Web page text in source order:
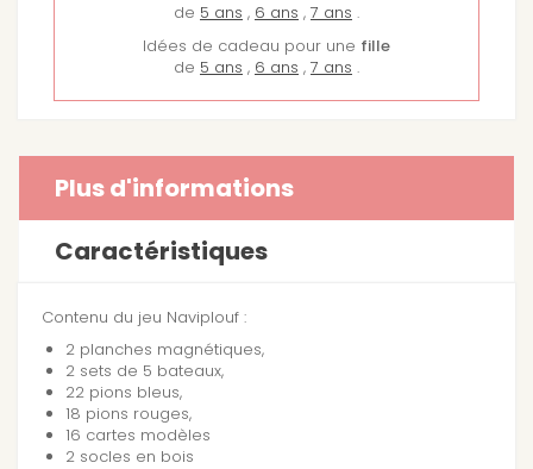
de 5 ans , 6 ans , 7 ans .
Idées de cadeau pour une fille
de 5 ans , 6 ans , 7 ans .
Plus d'informations
Caractéristiques
Contenu du jeu Naviplouf :
2 planches magnétiques,
2 sets de 5 bateaux,
22 pions bleus,
18 pions rouges,
16 cartes modèles
2 socles en bois